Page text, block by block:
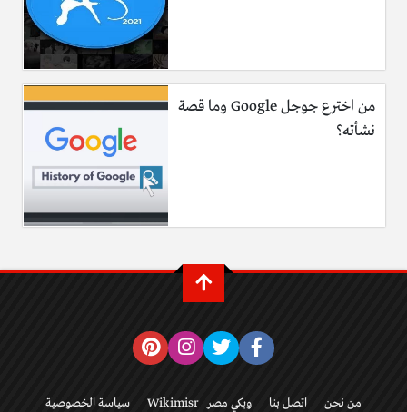
من اخترع جوجل Google وما قصة
نشأته؟
من نحن اتصل بنا ويكي مصر | Wikimisr سياسة الخصوصية